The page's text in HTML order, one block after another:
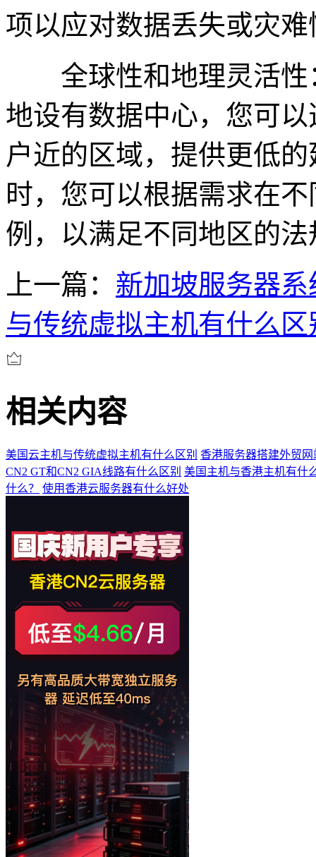
项以应对数据丢失或灾难
全球性和地理灵活性
地设有数据中心，您可
户近的区域，提供更低
时，您可以根据需求在
例，以满足不同地区的
上一篇： 新加坡服务器
与传统虚拟主机有什么区
相关内容
美国云主机与传统虚拟主机有什么区别 香港服务器搭建外贸
CN2 GT和CN2 GIA线路有什么区别 美国主机与香港主机有什
什么？
使用香港云服务器有什么好处